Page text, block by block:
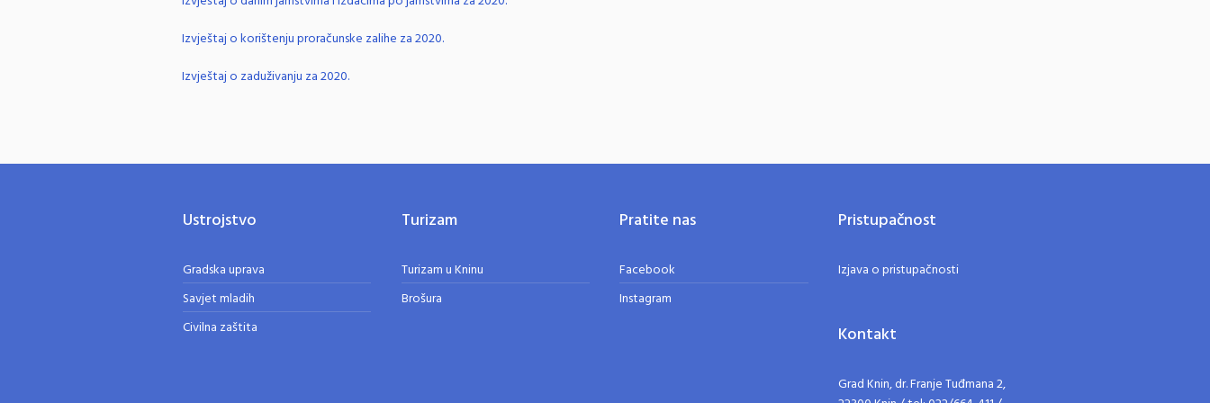
Izvještaj o korištenju proračunske zalihe za 2020.
Izvještaj o zaduživanju za 2020.
Ustrojstvo
Gradska uprava
Savjet mladih
Civilna zaštita
Turizam
Turizam u Kninu
Brošura
Pratite nas
Facebook
Instagram
Pristupačnost
Izjava o pristupačnosti
Kontakt
Grad Knin, dr. Franje Tuđmana 2,